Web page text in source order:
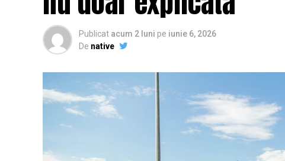
Publicat acum 2 luni pe iunie 6, 2026
De native